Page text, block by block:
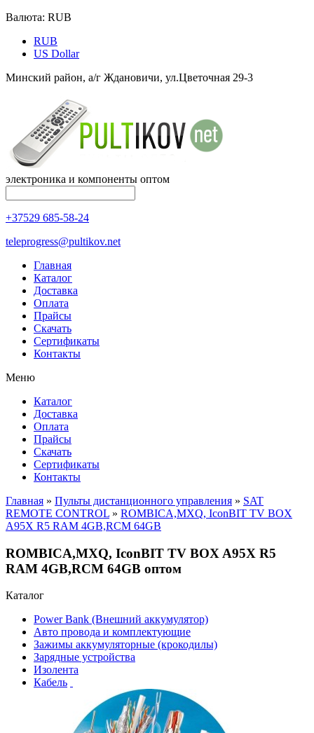
Валюта: RUB
RUB
US Dollar
Минский район, а/г Ждановичи, ул.Цветочная 29-3
электроника и компоненты оптом
+37529 685-58-24
teleprogress@pultikov.net
Главная
Каталог
Доставка
Оплата
Прайсы
Cкачать
Сертификаты
Контакты
Меню
Каталог
Доставка
Оплата
Прайсы
Cкачать
Сертификаты
Контакты
Главная » Пульты дистанционного управления » SAT
REMOTE CONTROL » ROMBICA,MXQ, IconBIT TV BOX
A95X R5 RAM 4GB,RCM 64GB
ROMBICA,MXQ, IconBIT TV BOX A95X R5
RAM 4GB,RCM 64GB оптом
Каталог
Power Bank (Внешний аккумулятор)
Авто провода и комплектующие
Зажимы аккумуляторные (крокодилы)
Зарядные устройства
Изолента
Кабель